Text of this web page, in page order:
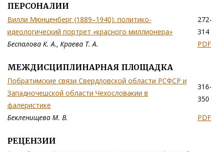
ПЕРСОНАЛИИ
Вилли Мюнценберг (1889–1940): политико-
идеологический портрет «красного миллионера»
272-
314
Беспалова К. А., Краева Т. А.
PDF
МЕЖДИСЦИПЛИНАРНАЯ ПЛОЩАДКА
Побратимские связи Свердловской области РСФСР и
Западночешской области Чехословакии в
фалеристике
316-
350
Бекленищева М. В.
PDF
РЕЦЕНЗИИ